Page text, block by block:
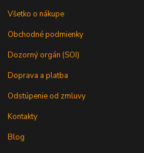
Všetko o nákupe
Obchodné podmienky
Dozorný orgán (SOI)
Doprava a platba
Odstúpenie od zmluvy
Kontakty
Blog